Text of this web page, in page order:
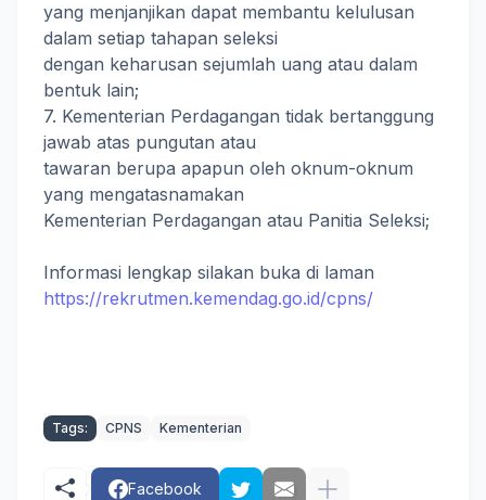
yang menjanjikan dapat membantu kelulusan
dalam setiap tahapan seleksi
dengan keharusan sejumlah uang atau dalam
bentuk lain;
7. Kementerian Perdagangan tidak bertanggung
jawab atas pungutan atau
tawaran berupa apapun oleh oknum-oknum
yang mengatasnamakan
Kementerian Perdagangan atau Panitia Seleksi;
Informasi lengkap silakan buka di laman
https://rekrutmen.kemendag.go.id/cpns/
Tags: CPNS Kementerian
Facebook